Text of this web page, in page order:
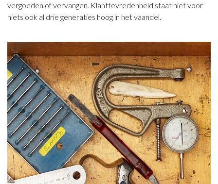
vergoeden of vervangen. Klanttevredenheid staat niet voor
niets ook al drie generaties hoog in het vaandel.